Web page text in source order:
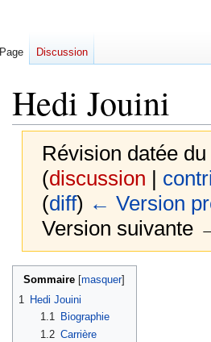
Hedi Jouini
Révision datée
(discussion |
(diff) ← Version
Version suivante
Aller
AllerSommaire
1
Hedi Jouini
1.1
Biographie
1.2 Carrière
Page Discussion